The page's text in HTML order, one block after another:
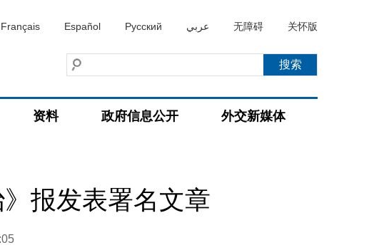
Français Español Русский عربي 无障碍 关怀版
资料 政府信息公开 外交新媒体
报发表署名文章